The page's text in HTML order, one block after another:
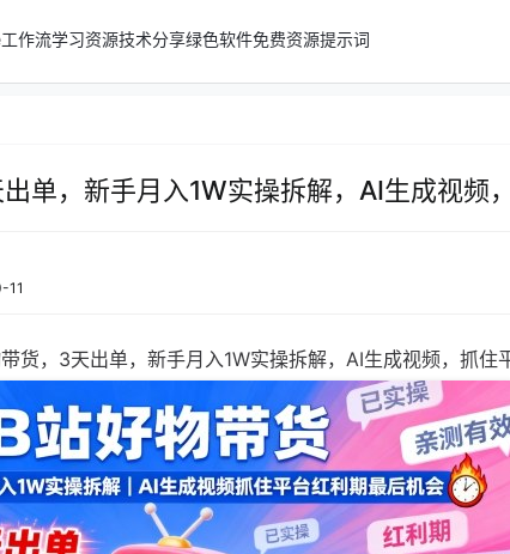
作流学习资源技术分享绿色软件免费资源提示词
单，新手月入1W实操拆解，AI生成视频
11
货，3天出单，新手月入1W实操拆解，AI生成视频，抓住